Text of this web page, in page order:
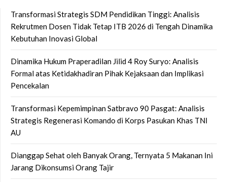
Transformasi Strategis SDM Pendidikan Tinggi: Analisis
Rekrutmen Dosen Tidak Tetap ITB 2026 di Tengah Dinamika
Kebutuhan Inovasi Global
Dinamika Hukum Praperadilan Jilid 4 Roy Suryo: Analisis
Formal atas Ketidakhadiran Pihak Kejaksaan dan Implikasi
Pencekalan
Transformasi Kepemimpinan Satbravo 90 Pasgat: Analisis
Strategis Regenerasi Komando di Korps Pasukan Khas TNI
AU
Dianggap Sehat oleh Banyak Orang, Ternyata 5 Makanan Ini
Jarang Dikonsumsi Orang Tajir